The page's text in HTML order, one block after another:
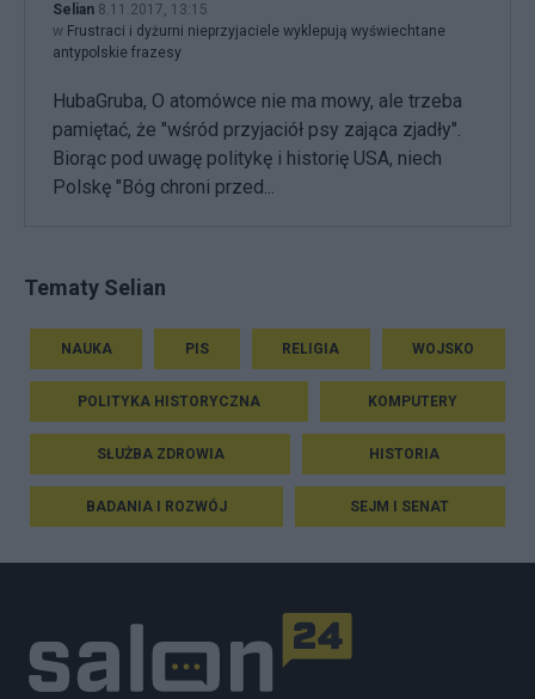
Selian 8.11.2017, 13:15
w Frustraci i dyżurni nieprzyjaciele wyklepują wyświechtane
antypolskie frazesy
HubaGruba, O atomówce nie ma mowy, ale trzeba
pamiętać, że "wśród przyjaciół psy zająca zjadły".
Biorąc pod uwagę politykę i historię USA, niech
Polskę "Bóg chroni przed...
Tematy Selian
NAUKA PIS RELIGIA WOJSKO
POLITYKA HISTORYCZNA KOMPUTERY
SŁUŻBA ZDROWIA HISTORIA
BADANIA I ROZWÓJ SEJM I SENAT